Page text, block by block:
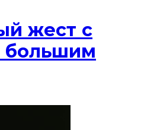
жест с
большим